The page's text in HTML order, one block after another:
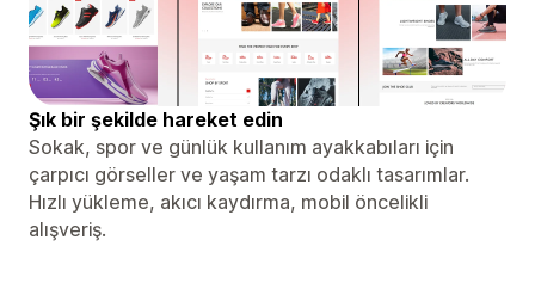
Şık bir şekilde hareket edin
Sokak, spor ve günlük kullanım ayakkabıları için
çarpıcı görseller ve yaşam tarzı odaklı tasarımlar.
Hızlı yükleme, akıcı kaydırma, mobil öncelikli
alışveriş.